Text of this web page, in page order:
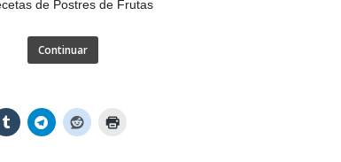
Continuar